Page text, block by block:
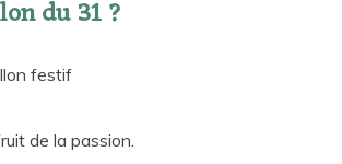
du 31 ?
festif
de la passion.